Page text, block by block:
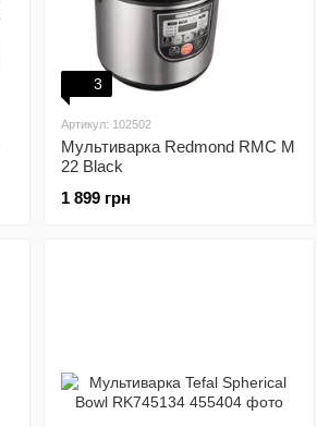
3
Артикул: 102502
Мультиварка Redmond RMC M
22 Black
1 899 грн